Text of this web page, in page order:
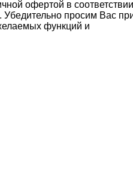
офертой в соответствии
Убедительно просим Вас
функций и